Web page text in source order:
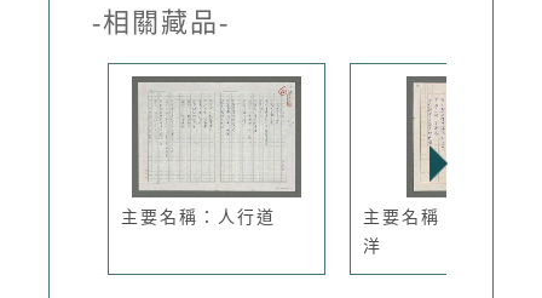
-相關藏品-
主要名稱：人行道
主要名稱：夜眺太平
洋